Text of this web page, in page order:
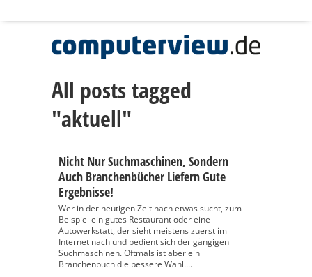
All posts tagged
"aktuell"
Nicht Nur Suchmaschinen, Sondern
Auch Branchenbücher Liefern Gute
Ergebnisse!
Wer in der heutigen Zeit nach etwas sucht, zum
Beispiel ein gutes Restaurant oder eine
Autowerkstatt, der sieht meistens zuerst im
Internet nach und bedient sich der gängigen
Suchmaschinen. Oftmals ist aber ein
Branchenbuch die bessere Wahl....